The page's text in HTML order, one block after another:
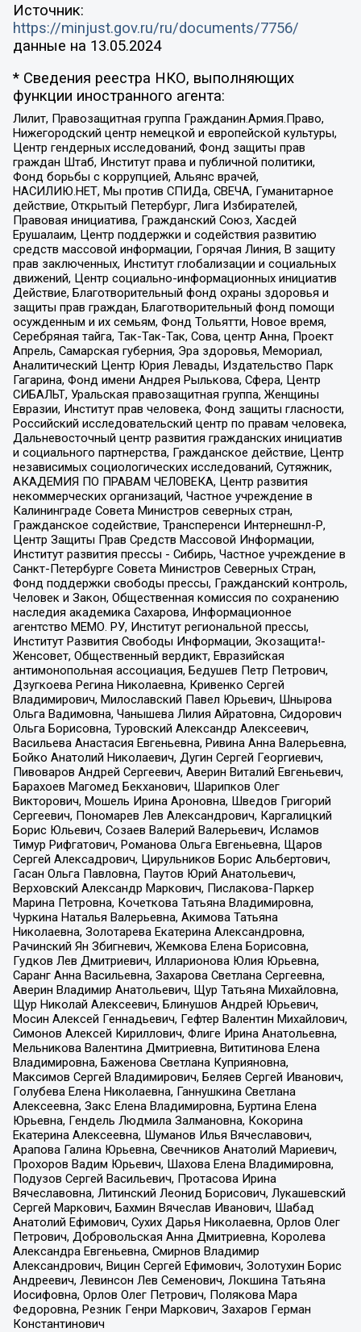
Источник:
https://minjust.gov.ru/ru/documents/7756/
данные на 13.05.2024
* Сведения реестра НКО, выполняющих
функции иностранного агента:
Лилит, Правозащитная группа Гражданин.Армия.Право,
Нижегородский центр немецкой и европейской культуры,
Центр гендерных исследований, Фонд защиты прав
граждан Штаб, Институт права и публичной политики,
Фонд борьбы с коррупцией, Альянс врачей,
НАСИЛИЮ.НЕТ, Мы против СПИДа, СВЕЧА, Гуманитарное
действие, Открытый Петербург, Лига Избирателей,
Правовая инициатива, Гражданский Союз, Хасдей
Ерушалаим, Центр поддержки и содействия развитию
средств массовой информации, Горячая Линия, В защиту
прав заключенных, Институт глобализации и социальных
движений, Центр социально-информационных инициатив
Действие, Благотворительный фонд охраны здоровья и
защиты прав граждан, Благотворительный фонд помощи
осужденным и их семьям, Фонд Тольятти, Новое время,
Серебряная тайга, Так-Так-Так, Сова, центр Анна, Проект
Апрель, Самарская губерния, Эра здоровья, Мемориал,
Аналитический Центр Юрия Левады, Издательство Парк
Гагарина, Фонд имени Андрея Рылькова, Сфера, Центр
СИБАЛЬТ, Уральская правозащитная группа, Женщины
Евразии, Институт прав человека, Фонд защиты гласности,
Российский исследовательский центр по правам человека,
Дальневосточный центр развития гражданских инициатив
и социального партнерства, Гражданское действие, Центр
независимых социологических исследований, Сутяжник,
АКАДЕМИЯ ПО ПРАВАМ ЧЕЛОВЕКА, Центр развития
некоммерческих организаций, Частное учреждение в
Калининграде Совета Министров северных стран,
Гражданское содействие, Трансперенси Интернешнл-Р,
Центр Защиты Прав Средств Массовой Информации,
Институт развития прессы - Сибирь, Частное учреждение в
Санкт-Петербурге Совета Министров Северных Стран,
Фонд поддержки свободы прессы, Гражданский контроль,
Человек и Закон, Общественная комиссия по сохранению
наследия академика Сахарова, Информационное
агентство МЕМО. РУ, Институт региональной прессы,
Институт Развития Свободы Информации, Экозащита!-
Женсовет, Общественный вердикт, Евразийская
антимонопольная ассоциация, Бедушев Петр Петрович,
Дзугкоева Регина Николаевна, Кривенко Сергей
Владимирович, Милославский Павел Юрьевич, Шнырова
Ольга Вадимовна, Чанышева Лилия Айратовна, Сидорович
Ольга Борисовна, Туровский Александр Алексеевич,
Васильева Анастасия Евгеньевна, Ривина Анна Валерьевна,
Бойко Анатолий Николаевич, Дугин Сергей Георгиевич,
Пивоваров Андрей Сергеевич, Аверин Виталий Евгеньевич,
Барахоев Магомед Бекханович, Шарипков Олег
Викторович, Мошель Ирина Ароновна, Шведов Григорий
Сергеевич, Пономарев Лев Александрович, Каргалицкий
Борис Юльевич, Созаев Валерий Валерьевич, Исламов
Тимур Рифгатович, Романова Ольга Евгеньевна, Щаров
Сергей Алексадрович, Цирульников Борис Альбертович,
Гасан Ольга Павловна, Паутов Юрий Анатольевич,
Верховский Александр Маркович, Пислакова-Паркер
Марина Петровна, Кочеткова Татьяна Владимировна,
Чуркина Наталья Валерьевна, Акимова Татьяна
Николаевна, Золотарева Екатерина Александровна,
Рачинский Ян Збигневич, Жемкова Елена Борисовна,
Гудков Лев Дмитриевич, Илларионова Юлия Юрьевна,
Саранг Анна Васильевна, Захарова Светлана Сергеевна,
Аверин Владимир Анатольевич, Щур Татьяна Михайловна,
Щур Николай Алексеевич, Блинушов Андрей Юрьевич,
Мосин Алексей Геннадьевич, Гефтер Валентин Михайлович,
Симонов Алексей Кириллович, Флиге Ирина Анатольевна,
Мельникова Валентина Дмитриевна, Вититинова Елена
Владимировна, Баженова Светлана Куприяновна,
Максимов Сергей Владимирович, Беляев Сергей Иванович,
Голубева Елена Николаевна, Ганнушкина Светлана
Алексеевна, Закс Елена Владимировна, Буртина Елена
Юрьевна, Гендель Людмила Залмановна, Кокорина
Екатерина Алексеевна, Шуманов Илья Вячеславович,
Арапова Галина Юрьевна, Свечников Анатолий Мариевич,
Прохоров Вадим Юрьевич, Шахова Елена Владимировна,
Подузов Сергей Васильевич, Протасова Ирина
Вячеславовна, Литинский Леонид Борисович, Лукашевский
Сергей Маркович, Бахмин Вячеслав Иванович, Шабад
Анатолий Ефимович, Сухих Дарья Николаевна, Орлов Олег
Петрович, Добровольская Анна Дмитриевна, Королева
Александра Евгеньевна, Смирнов Владимир
Александрович, Вицин Сергей Ефимович, Золотухин Борис
Андреевич, Левинсон Лев Семенович, Локшина Татьяна
Иосифовна, Орлов Олег Петрович, Полякова Мара
Федоровна, Резник Генри Маркович, Захаров Герман
Константинович